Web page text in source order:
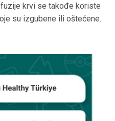
krvi se takođe koriste
su izgubene ili oštećene.